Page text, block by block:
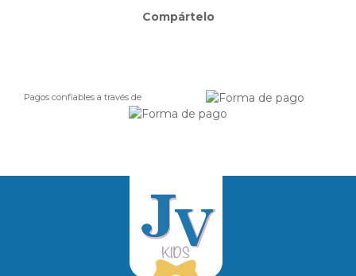
Compártelo
Pagos confiables a través de